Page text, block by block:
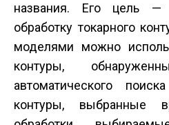
названия. Его цель —
обработку токарного
моделями можно
контуры,
автоматического
контуры, выбранные